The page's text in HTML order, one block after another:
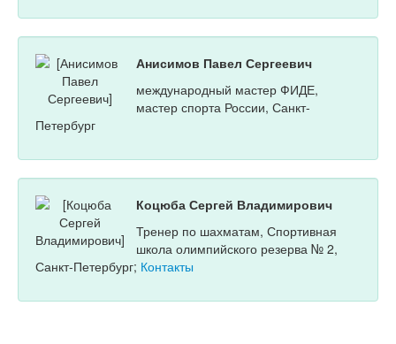
Анисимов Павел Сергеевич
международный мастер ФИДЕ,
мастер спорта России, Санкт-
Петербург
Коцюба Сергей Владимирович
Тренер по шахматам, Спортивная
школа олимпийского резерва № 2,
Санкт-Петербург; Контакты